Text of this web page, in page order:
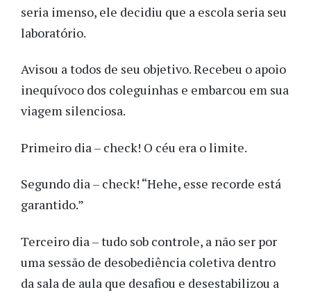
seria imenso, ele decidiu que a escola seria seu
laboratório.
Avisou a todos de seu objetivo. Recebeu o apoio
inequívoco dos coleguinhas e embarcou em sua
viagem silenciosa.
Primeiro dia – check! O céu era o limite.
Segundo dia – check! “Hehe, esse recorde está
garantido.”
Terceiro dia – tudo sob controle, a não ser por
uma sessão de desobediência coletiva dentro
da sala de aula que desafiou e desestabilizou a